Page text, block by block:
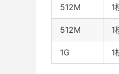
512M 1
512M 1
1G 1